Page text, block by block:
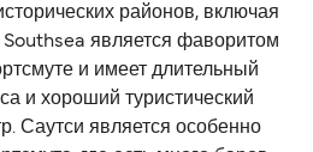
районов, включая
является фаворитом
и имеет длительный
и хороший туристический
Саутси является особенно